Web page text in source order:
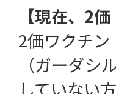
【現在、2
2価ワクチ
（ガーダ
していない